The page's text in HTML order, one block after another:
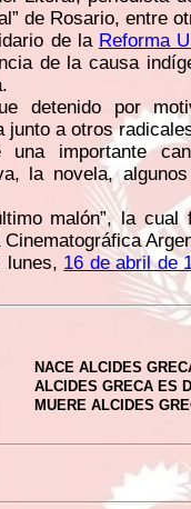
de Rosario, entre
de la Reforma
de la causa
detenido por
junto a otros
importante
la novela,
malón”, la cual
lunes, 16 de abril de
NACE ALCIDES
ALCIDES GRECA ES
MUERE ALCIDES